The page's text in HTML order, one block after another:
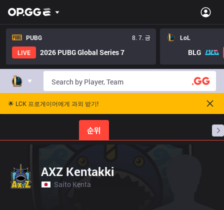
PUBG
8. 7. 금
LIVE
2026 PUBG Global Series 7
LoL
BLG
🌟 LCK 프로게이머에게 과외 받기!
순위 프로빌
AXZ Kentakki
Saito Kenta